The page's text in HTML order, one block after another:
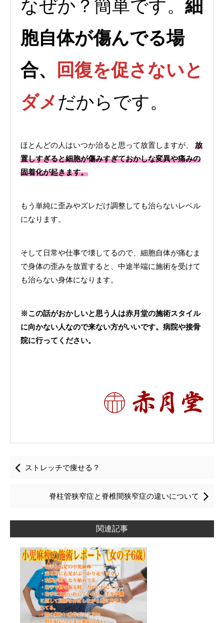
なぜか？簡単です。 細
胞自体が傷んでる場
合、
回復を促さないと
ダメだからです。
ほとんどの人はいつか治ると思って放置しますが、 放
置しすぎると細胞が傷みすぎておかしな変異や痛みの
固着化が起きます。
もう単純に歪みやズレだけ調整しても治らないレベル
になります。
そして日常や仕事で壊してるので、細胞自体が痛むま
で身体の歪みを放置すると、中途半端に施術を受けて
も治らない身体になります。
※この話がおかしいと思う人は赤月堂の施術スタイル
に向かない人なので来ない方がいいです。病院や接骨
院に行ってください。
ストレッチで痩せる？
脊柱管狭窄症と脊椎間狭窄症の違いについて
関連記事